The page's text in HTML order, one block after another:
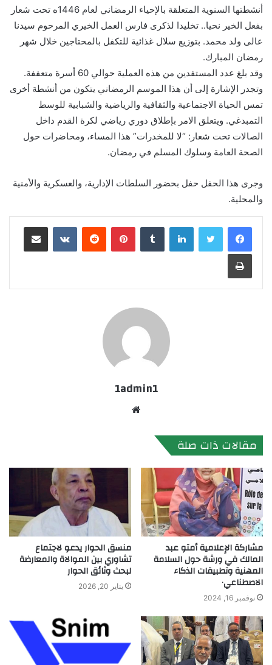
أنشطتها السنوية المتعلقة بالإحياء الرمضاني لعام 1446ه تحت شعار
بفعل الخير نحيا.. تخليدا لذكرى فارس العمل الخيري المرحوم سيدنا
عالى ولد محمد. بتوزيع سلال غذائية للتكفل بالمحتاجين خلال شهر
رمضان المبارك.
وقد بلغ عدد المستفدين من هذه العملية حوالي 60 أسرة متعففة.
وتجدر الإشارة إلى أن هذا الموسم الرمضاني يتكون من أنشطة أخرى
تمس الحياة الاجتماعية والثقافية والرياضية والشبابية للوسط
التمبدغي. ويتعلق الامر بإطلاق دوري رياضي لكرة القدم داخل
الصالات تحت شعار: “لا للمخدرات” هذا المساء، ومحاضرات حول
الصحة العامة وسلوك المسلم في رمضان.
وجرى هذا الحفل حفل بحضور السلطات الإدارية، والعسكرية والأمنية
والمحلية.
لينكدإن بينتيريست مشاركة عبر البريد
طباعة
1admin1
مقالات ذات صلة
مشاركة الإعلامية أمتو عبد
المالك في ورشة حول السلامة
المهنية وتطبيقات الذكاء
الاصطناعي٠
نوفمبر 16, 2024
منسق الحوار يدعو لاجتماع
تشاوري بين الموالاة والمعارضة
لبحث وثائق الحوار
يناير 20, 2026